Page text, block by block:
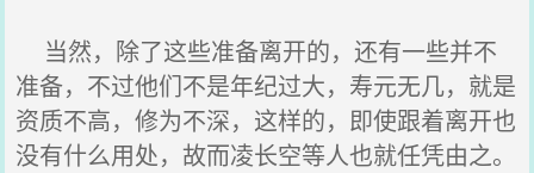
当然，除了这些准备离开的，还有一些并不
准备，不过他们不是年纪过大，寿元无几，就是
资质不高，修为不深，这样的，即使跟着离开也
没有什么用处，故而凌长空等人也就任凭由之。